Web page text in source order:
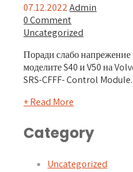
07.12.2022 Admin
0 Comment
Uncategorized
Поради слабо напрежение
моделите S40 и V50 на
SRS-CFFF- Control
+ Read More
Category
Uncategorized